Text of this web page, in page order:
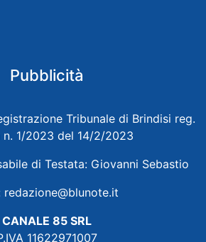
Pubblicità
Tribunale di Brindisi reg.
n. 1/2023 del 14/2/2023
di Testata: Giovanni Sebastio
redazione@blunote.it
CANALE 85 SRL
11622971007